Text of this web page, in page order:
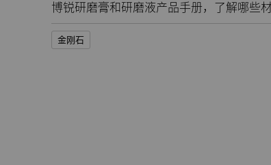
博锐研磨膏和研磨液产品手册，了解哪些
金刚石